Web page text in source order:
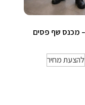
להצעת מחיר